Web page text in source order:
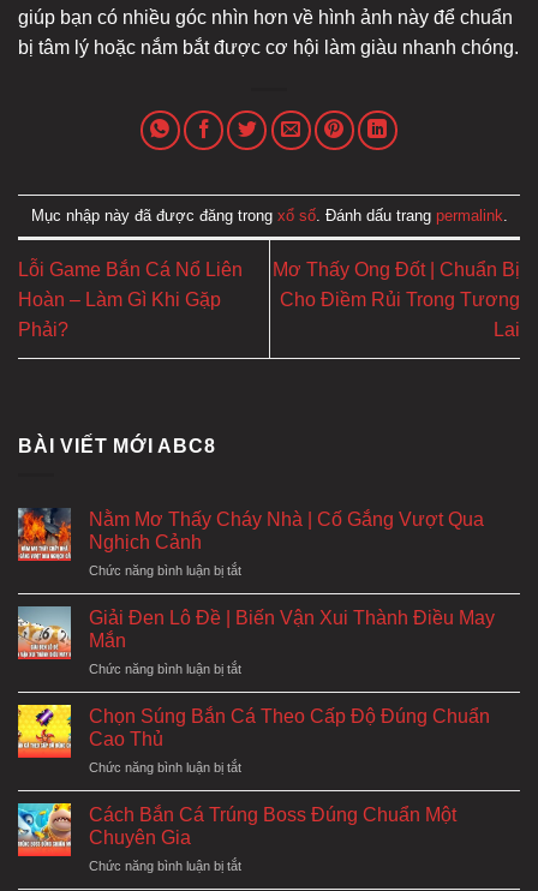
giúp bạn có nhiều góc nhìn hơn về hình ảnh này để chuẩn
bị tâm lý hoặc nắm bắt được cơ hội làm giàu nhanh chóng.
Mục nhập này đã được đăng trong xổ số. Đánh dấu trang permalink
Lỗi Game Bắn Cá Nổ Liên
Hoàn – Làm Gì Khi Gặp
Phải?
Mơ Thấy Ong Đốt | Chuẩn Bị
Cho Điềm Rủi Trong Tương
Lai
BÀI VIẾT MỚI ABC8
Nằm Mơ Thấy Cháy Nhà | Cố Gắng Vượt Qua
Nghịch Cảnh
Chức năng bình luận bị tắtở
Mơ
Nhà
|
Cố
Qua
Nghịch
Cảnh
Giải Đen Lô Đề | Biến Vận Xui Thành Điều May
Mắn
Chức năng bình luận bị tắtở
Đen
|
Biến
Vận
Điều
Chọn Súng Bắn Cá Theo Cấp Độ Đúng Chuẩn
Cao Thủ
Chức năng bình luận bị tắtở
Súng
Bắn
Theo
Cách Bắn Cá Trúng Boss Đúng Chuẩn Một
Chuyên Gia
Chức năng bình luận bị tắtở